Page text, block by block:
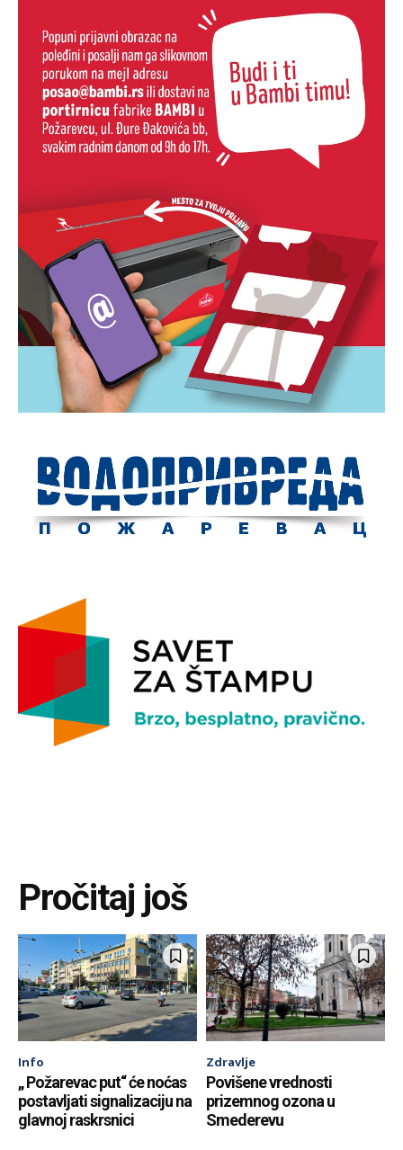
Pročitaj još
Info
„ Požarevac put“ će noćas
postavljati signalizaciju na
glavnoj raskrsnici
Zdravlje
Povišene vrednosti
prizemnog ozona u
Smederevu